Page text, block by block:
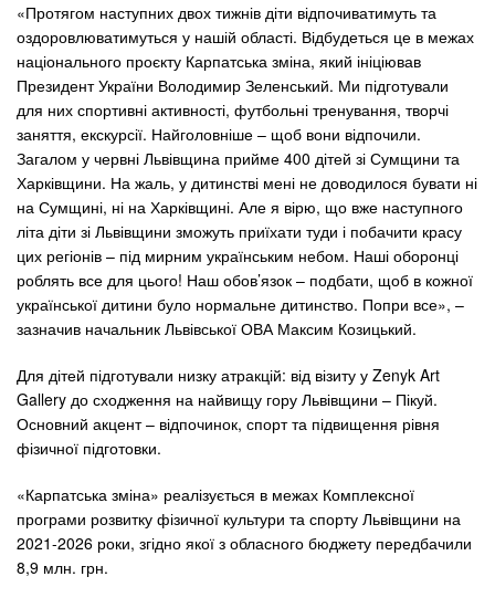
«Протягом наступних двох тижнів діти відпочиватимуть та
оздоровлюватимуться у нашій області. Відбудеться це в межах
національного проєкту Карпатська зміна, який ініціював
Президент України Володимир Зеленський. Ми підготували
для них спортивні активності, футбольні тренування, творчі
заняття, екскурсії. Найголовніше – щоб вони відпочили.
Загалом у червні Львівщина прийме 400 дітей зі Сумщини та
Харківщини. На жаль, у дитинстві мені не доводилося бувати ні
на Сумщині, ні на Харківщині. Але я вірю, що вже наступного
літа діти зі Львівщини зможуть приїхати туди і побачити красу
цих регіонів – під мирним українським небом. Наші оборонці
роблять все для цього! Наш обов’язок – подбати, щоб в кожної
української дитини було нормальне дитинство. Попри все», –
зазначив начальник Львівської ОВА Максим Козицький.
Для дітей підготували низку атракцій: від візиту у Zenyk Art
Gallery до сходження на найвищу гору Львівщини – Пікуй.
Основний акцент – відпочинок, спорт та підвищення рівня
фізичної підготовки.
«Карпатська зміна» реалізується в межах Комплексної
програми розвитку фізичної культури та спорту Львівщини на
2021-2026 роки, згідно якої з обласного бюджету передбачили
8,9 млн. грн.